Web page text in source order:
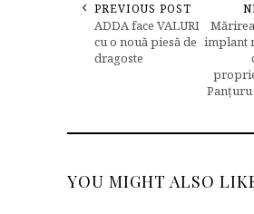
PREVIOUS POST
ADDA face VALURI
cu o nouă piesă de
dragoste
implant
YOU MIGHT ALSO